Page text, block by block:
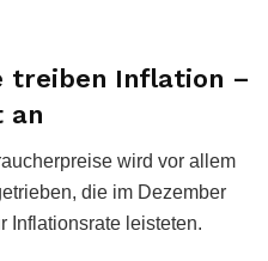
treiben Inflation –
an
wird vor allem
die im Dezember
Inflationsrate leisteten.